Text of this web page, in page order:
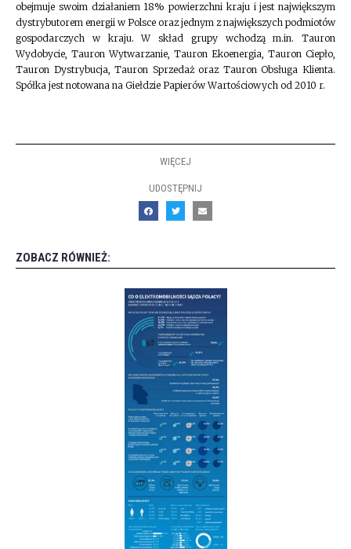
obejmuje swoim działaniem 18% powierzchni kraju i jest największym
dystrybutorem energii w Polsce oraz jednym z największych podmiotów
gospodarczych w kraju. W skład grupy wchodzą m.in. Tauron
Wydobycie, Tauron Wytwarzanie, Tauron Ekoenergia, Tauron Ciepło,
Tauron Dystrybucja, Tauron Sprzedaż oraz Tauron Obsługa Klienta.
Spółka jest notowana na Giełdzie Papierów Wartościowych od 2010 r.
WIĘCEJ
UDOSTĘPNIJ
ZOBACZ RÓWNIEŻ: